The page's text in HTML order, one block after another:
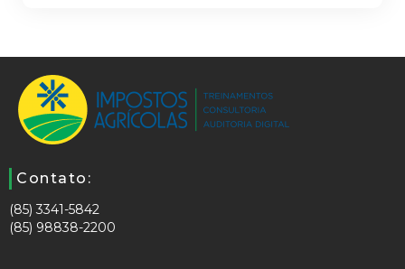
Contato:
(85) 3341-5842
(85) 98838-2200